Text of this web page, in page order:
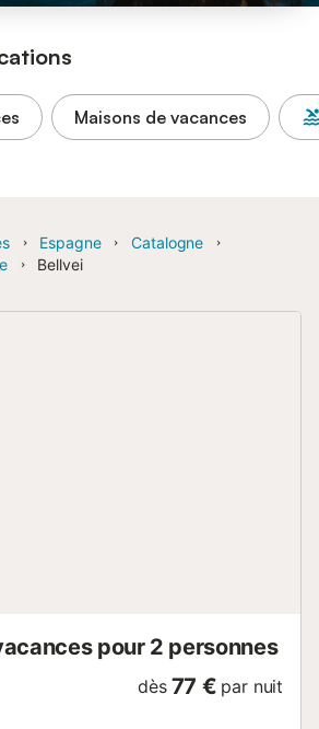
Maisons de vacances
Espagne
Catalogne
Bellvei
pour 2 personnes
dès 77 € par nuit